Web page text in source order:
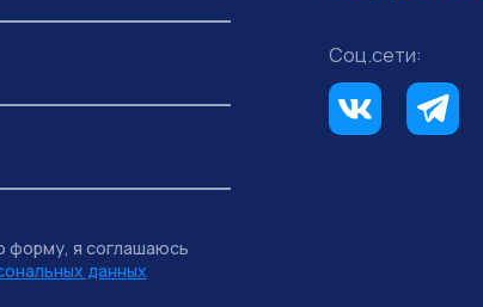
Соц.сети:
форму, я соглашаюсь
данных